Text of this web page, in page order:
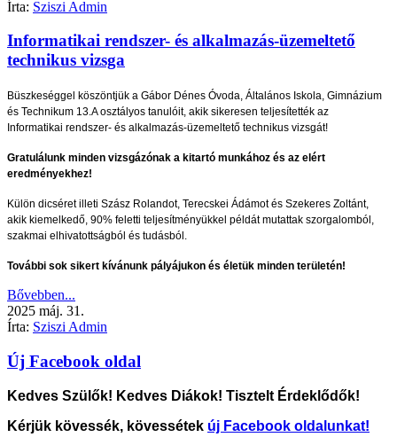
Írta: Sziszi Admin
Informatikai rendszer- és alkalmazás-üzemeltető
technikus vizsga
Büszkeséggel köszöntjük a Gábor Dénes Óvoda, Általános Iskola, Gimnázium
és Technikum 13.A osztályos tanulóit, akik sikeresen teljesítették az
Informatikai rendszer- és alkalmazás-üzemeltető technikus vizsgát!
Gratulálunk minden vizsgázónak a kitartó munkához és az elért
eredményekhez!
Külön dicséret illeti Szász Rolandot, Terecskei Ádámot és Szekeres Zoltánt,
akik kiemelkedő, 90% feletti teljesítményükkel példát mutattak szorgalomból,
szakmai elhivatottságból és tudásból.
További sok sikert kívánunk pályájukon és életük minden területén!
Bővebben...
2025 máj. 31.
Írta: Sziszi Admin
Új Facebook oldal
Kedves Szülők! Kedves Diákok! Tisztelt Érdeklődők!
Kérjük kövessék, kövessétek új Facebook oldalunkat!